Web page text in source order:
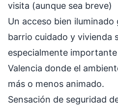
visita (aunque sea breve)
Un acceso bien iluminado
barrio cuidado y vivienda
especialmente
Valencia donde el
más o menos animado.
Sensación de seguridad